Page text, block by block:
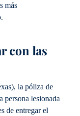
más
con las
la póliza de
persona lesionada
de entregar el